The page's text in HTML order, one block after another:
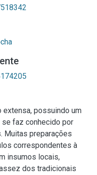
extensa, possuindo um
faz conhecido por
Muitas preparações
correspondentes à
insumos locais,
dos tradicionais